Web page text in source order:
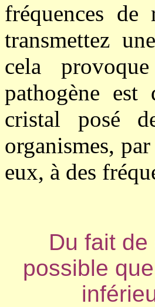
fréquences
transmettez
cela
pathogène
cristal posé
organismes,
eux, à des
Du fait
possible